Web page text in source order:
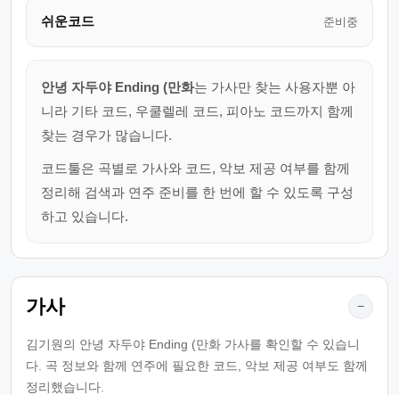
쉬운코드 준비중
안녕 자두야 Ending (만화는 가사만 찾는 사용자뿐 아
니라 기타 코드, 우쿨렐레 코드, 피아노 코드까지 함께
찾는 경우가 많습니다.
코드툴은 곡별로 가사와 코드, 악보 제공 여부를 함께
정리해 검색과 연주 준비를 한 번에 할 수 있도록 구성
하고 있습니다.
가사 −
김기원의 안녕 자두야 Ending (만화 가사를 확인할 수 있습니
다. 곡 정보와 함께 연주에 필요한 코드, 악보 제공 여부도 함께
정리했습니다.